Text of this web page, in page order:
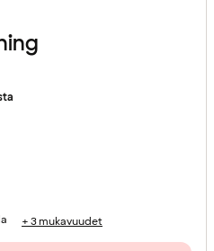
+ 3 mukavuudet